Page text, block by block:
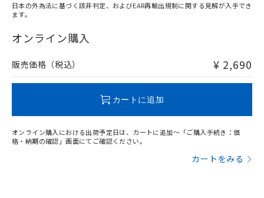
在庫等で未対応品が混在する可能性があります。
問い合わせください。
日本の外為法に基づく該非判定、およびEAR再輸出規制に関する見解が入手でき
ます。
オンライン購入
販売価格（税込） ¥ 2,690
カートに追加
オンライン購入における出荷予定日は、カートに追加～「ご購入手続き：価
格・納期の確認」画面にてご確認ください。
カートをみる